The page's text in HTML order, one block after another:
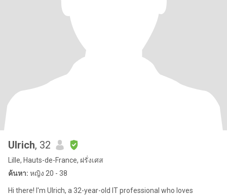
Ulrich, 32
Lille, Hauts-de-France, ฝรั่งเศส
ค้นหา: หญิง 20 - 38
Hi there! I'm Ulrich, a 32-year-old IT professional who loves